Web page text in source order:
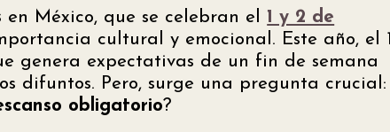
en México, que se celebran el 1 y 2 de
cultural y emocional. Este año, el 1
genera expectativas de un fin de semana
difuntos. Pero, surge una pregunta crucial:
obligatorio?